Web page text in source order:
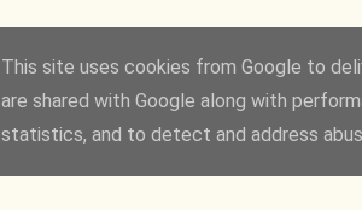
This site uses cookies from Google to
are shared with Google along with
statistics, and to detect and address